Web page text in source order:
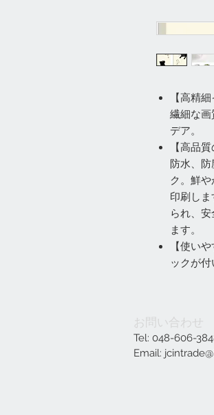
【高精
繊細な画
デア。
【高品
防水、
ク。鮮
印刷し
られ、
ます。
【使い
ックが
お問い合わせ
Tel: 048-606-
Email: